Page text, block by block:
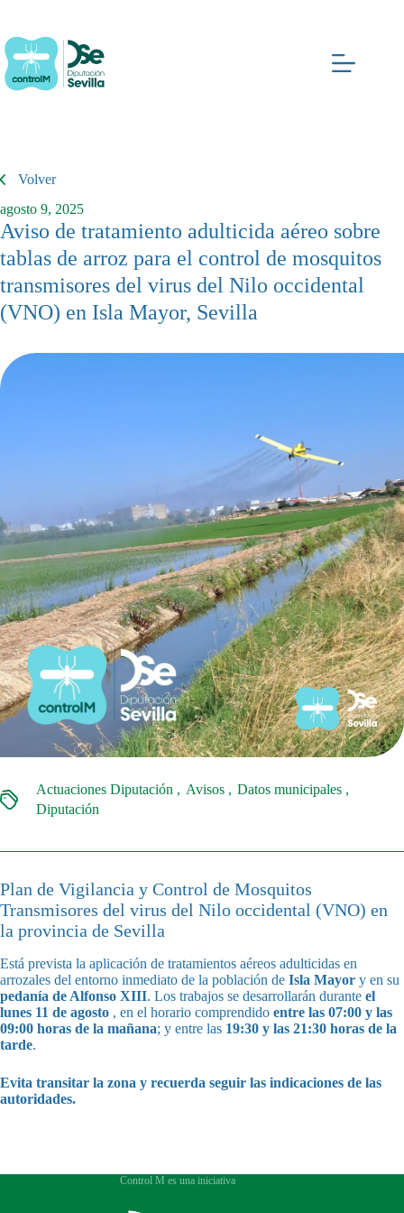
contenido
Volver
agosto 9, 2025
Aviso de tratamiento adulticida aéreo sobre
tablas de arroz para el control de mosquitos
transmisores del virus del Nilo occidental
(VNO) en Isla Mayor, Sevilla
Actuaciones Diputación Avisos
Datos municipales
Diputación
Plan de Vigilancia y Control de Mosquitos
Transmisores del virus del Nilo occidental (VNO) en
la provincia de Sevilla
Está prevista la aplicación de tratamientos aéreos adulticidas en
arrozales del entorno inmediato de la población de Isla Mayor y en su
pedanía de Alfonso XIII. Los trabajos se desarrollarán durante el
lunes 11 de agosto , en el horario comprendido entre las 07:00 y las
09:00 horas de la mañana; y entre las 19:30 y las 21:30 horas de la
tarde.
Evita transitar la zona y recuerda seguir las indicaciones de las
autoridades.
Control M es una iniciativa